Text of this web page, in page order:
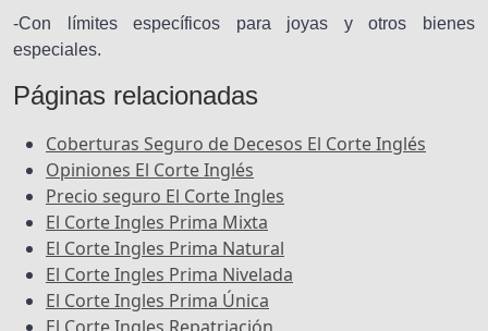
-Con límites específicos para joyas y otros bienes
especiales.
Páginas relacionadas
Coberturas Seguro de Decesos El Corte Inglés
Opiniones El Corte Inglés
Precio seguro El Corte Ingles
El Corte Ingles Prima Mixta
El Corte Ingles Prima Natural
El Corte Ingles Prima Nivelada
El Corte Ingles Prima Única